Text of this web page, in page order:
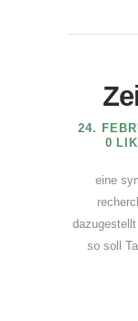
24.
0
eine
so soll